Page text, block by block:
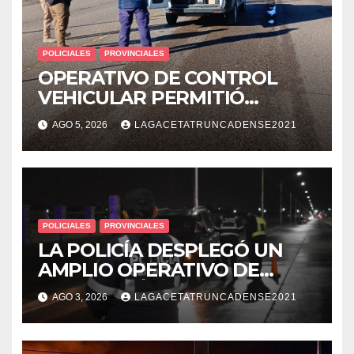
POLICIALES PROVINCIALES
OPERATIVO DE CONTROL
VEHICULAR PERMITIÓ
LOCALIZAR A UN HOMBRE
CON PEDIDO DE PARADERO
AGO 5, 2026 LAGACETATRUNCADENSE2021
POLICIALES PROVINCIALES
LA POLICÍA DESPLEGÓ UN
AMPLIO OPERATIVO DE
PREVENCIÓN Y CONTROLES
EN TODA LA CIUDAD
AGO 3, 2026 LAGACETATRUNCADENSE2021